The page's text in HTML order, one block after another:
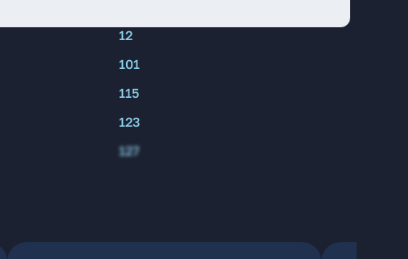
12
101
115
123
127